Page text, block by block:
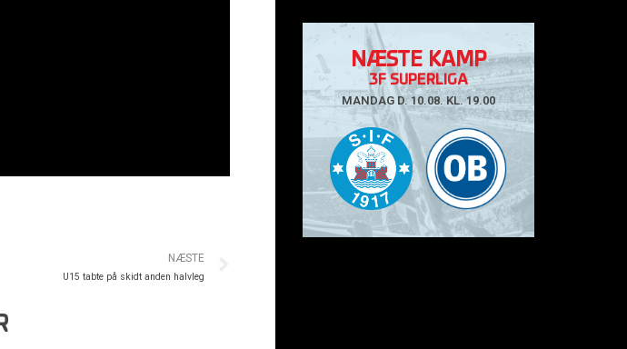
NÆSTE
U15 tabte på skidt anden halvleg
NÆSTE KAMP
3F SUPERLIGA
MANDAG D. 10.08. KL. 19.00